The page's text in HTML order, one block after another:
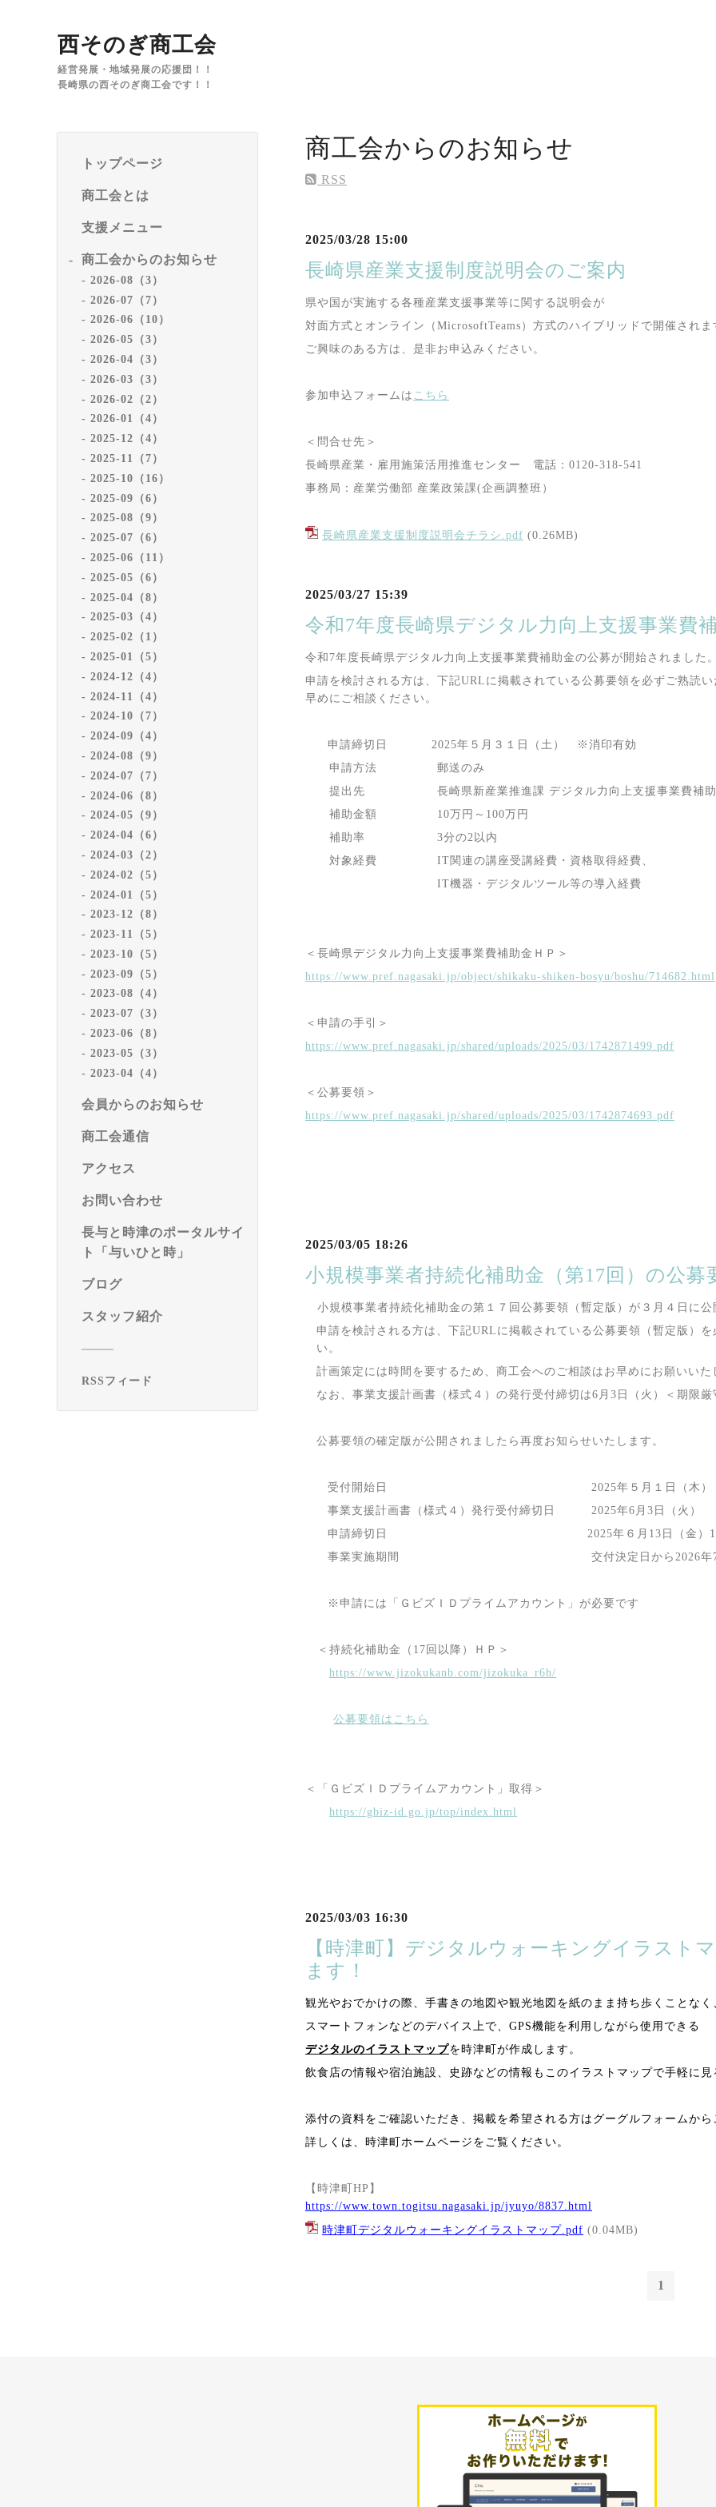
西そのぎ商工会
経営発展・地域発展の応援団！！
長崎県の西そのぎ商工会です！！
トップページ
商工会とは
支援メニュー
商工会からのお知らせ
2026-08（3）
2026-07（7）
2026-06（10）
2026-05（3）
2026-04（3）
2026-03（3）
2026-02（2）
2026-01（4）
2025-12（4）
2025-11（7）
2025-10（16）
2025-09（6）
2025-08（9）
2025-07（6）
2025-06（11）
2025-05（6）
2025-04（8）
2025-03（4）
2025-02（1）
2025-01（5）
2024-12（4）
2024-11（4）
2024-10（7）
2024-09（4）
2024-08（9）
2024-07（7）
2024-06（8）
2024-05（9）
2024-04（6）
2024-03（2）
2024-02（5）
2024-01（5）
2023-12（8）
2023-11（5）
2023-10（5）
2023-09（5）
2023-08（4）
2023-07（3）
2023-06（8）
2023-05（3）
2023-04（4）
会員からのお知らせ
商工会通信
アクセス
お問い合わせ
長与と時津のポータルサイ
ト「与いひと時」
ブログ
スタッフ紹介
RSSフィード
商工会からのお知らせ
RSS
2025/03/28 15:00
長崎県産業支援制度説明会のご案内
県や国が実施する各種産業支援事業等に関する説明会が
対面方式とオンライン（ MicrosoftTeams ）方式のハイブリッドで開催されま
ご興味のある方は、是非お申込みください。
参加申込フォームは こちら
＜問合せ先＞
長崎県産業・雇用施策活用推進センター 電話： 0120-318-541
事務局：産業労働部 産業政策課(企画調整班）
長崎県産業支援制度説明会チラシ.pdf (0.26MB)
2025/03/27 15:39
令和7年度長崎県デジタル力向上支援事業費
令和 7年度長崎県デジタル力向上支援事業費補助金の公募が開始されました
申請を検討される方は、下記URL に掲載されている公募要領を必ずご熟読
早めにご相談ください。
申請締切日 2025年５月３１日（土） ※消印有効
申請方法 郵送のみ
提出先 長崎県新産業推進課 デジタル力向上支援事業費補助
補助金額 10万円～ 100万円
補助率 3分の2 以内
対象経費 IT関連の講座受講経費・資格取得経費、
IT機器・デジタルツール等の導入経費
＜長崎県デジタル力向上支援事業費補助金ＨＰ＞
https://www.pref.nagasaki.jp/object/shikaku-shiken-bosyu/boshu/714682.html
＜申請の手引＞
https://www.pref.nagasaki.jp/shared/uploads/2025/03/1742871499.pdf
＜公募要領＞
https://www.pref.nagasaki.jp/shared/uploads/2025/03/1742874693.pdf
2025/03/05 18:26
小規模事業者持続化補助金（第17回）の公
小規模事業者持続化補助金の第１７回公募要領（暫定版）が３月４日に公
申請を検討される方は、下記URL に掲載されている公募要領（暫定版）
い。
計画策定には時間を要するため、商工会へのご相談はお早めにお願いいた
なお、事業支援計画書（様式４）の発行受付締切は6 月 3 日（火）＜期限
公募要領の確定版が公開されましたら再度お知らせいたします。
受付開始日 2025年５月１日（木）
事業支援計画書（様式４）発行受付締切日 2025年6 月 3 日（火）
申請締切日 2025年６月 13 日（金）
事業実施期間 交付決定日から 2026年
※申請には「ＧビズＩＤプライムアカウント」が必要です
＜持続化補助金（ 17 回以降）ＨＰ＞
https://www.jizokukanb.com/jizokuka_r6h/
公募要領はこちら
＜「ＧビズＩＤプライムアカウント」取得＞
https://gbiz-id.go.jp/top/index.html
2025/03/03 16:30
【時津町】デジタルウォーキングイラスト
ます！
観光やおでかけの際、手書きの地図や観光地図を紙のまま持ち歩くことなく
スマートフォンなどのデバイス上で、 GPS機能を利用しながら使用できる
デジタルのイラストマップを時津町が作成します。
飲食店の情報や宿泊施設、史跡などの情報もこのイラストマップで手軽に
添付の資料をご確認いただき、掲載を希望される方はグーグルフォームか
詳しくは、時津町ホームページをご覧ください。
【時津町 HP 】
https://www.town.togitsu.nagasaki.jp/jyuyo/8837.html
時津町デジタルウォーキングイラストマップ.pdf (0.04MB)
1